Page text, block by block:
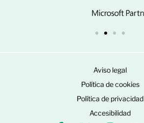
Aviso legal
Política de cookies
Política de privacidad
Accesibilidad